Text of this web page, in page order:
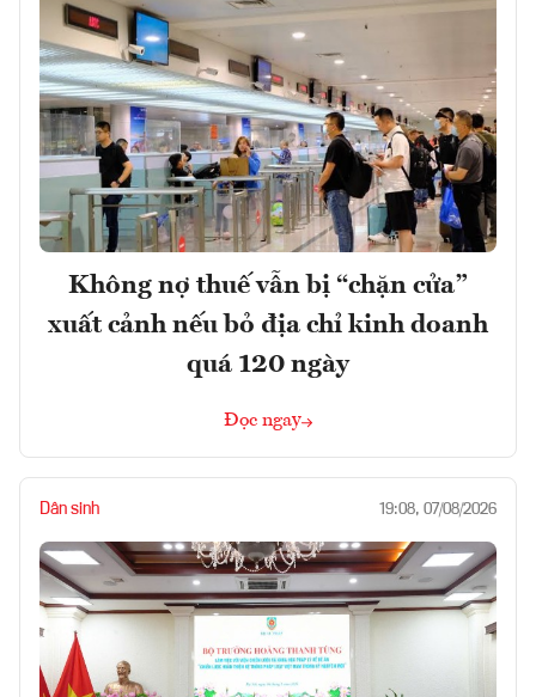
Không nợ thuế vẫn bị “chặn cửa”
xuất cảnh nếu bỏ địa chỉ kinh doanh
quá 120 ngày
Đọc ngay
Dân sinh 19:08, 07/08/2026